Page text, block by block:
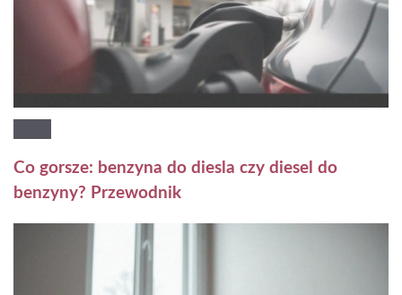
Co gorsze: benzyna do diesla czy diesel do
benzyny? Przewodnik